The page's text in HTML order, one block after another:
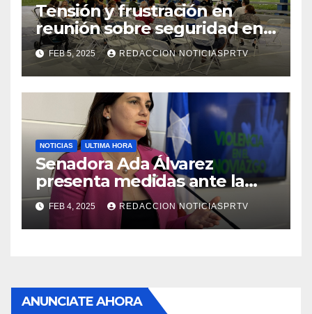
Tensión y frustración en
reunión sobre seguridad en
Reparto Metropolitano
FEB 5, 2025 REDACCION NOTICIASPRTV
NOTICIAS ULTIMA HORA
Senadora Ada Álvarez
presenta medidas ante la
violencia en el noviazgo
FEB 4, 2025 REDACCION NOTICIASPRTV
ANUNCIATE AHORA